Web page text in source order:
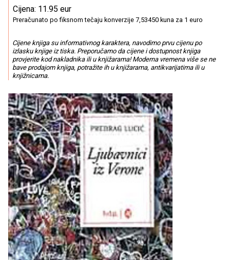
Cijena: 11.95 eur
Preračunato po fiksnom tečaju konverzije 7,53450 kuna za 1 euro
Cijene knjiga su informativnog karaktera, navodimo prvu cijenu po
izlasku knjige iz tiska. Preporučamo da cijene i dostupnost knjiga
provjerite kod nakladnika ili u knjižarama! Moderna vremena više se ne
bave prodajom knjiga, potražite ih u knjižarama, antikvarijatima ili u
knjižnicama.